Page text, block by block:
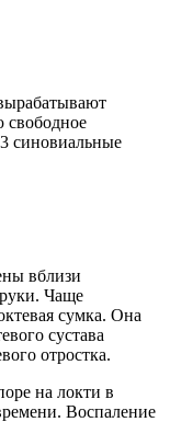
свободное
синовиальные
вблизи
Чаще
сумка. Она
сустава
отростка.
на локти в
Воспаление